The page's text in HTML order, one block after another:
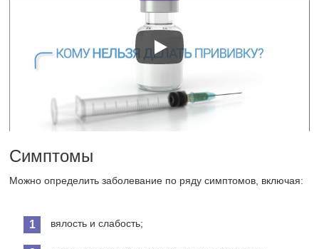
Симптомы
Можно определить заболевание по ряду симптомов, включая:
вялость и слабость;